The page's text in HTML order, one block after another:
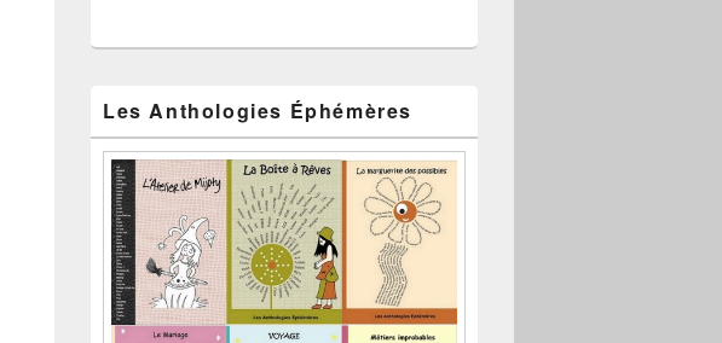
Les Anthologies Éphémères